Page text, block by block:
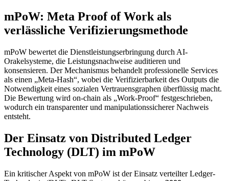
mPoW: Meta Proof of Work als
verlässliche Verifizierungsmethode
mPoW bewertet die Dienstleistungserbringung durch AI-
Orakelsysteme, die Leistungsnachweise auditieren und
konsensieren. Der Mechanismus behandelt professionelle Services
als einen „Meta-Hash“, wobei die Verifizierbarkeit des Outputs die
Notwendigkeit eines sozialen Vertrauensgraphen überflüssig macht.
Die Bewertung wird on-chain als „Work-Proof“ festgeschrieben,
wodurch ein transparenter und manipulationssicherer Nachweis
entsteht.
Der Einsatz von Distributed Ledger
Technology (DLT) im mPoW
Ein kritischer Aspekt von mPoW ist der Einsatz verteilter Ledger-